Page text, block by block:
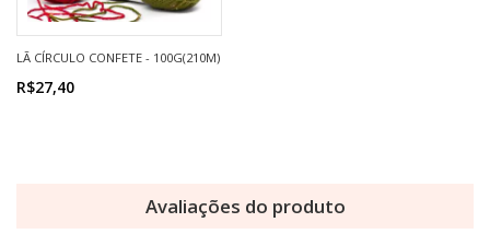
LÃ CÍRCULO CONFETE - 100G(210M)
R$27,40
Avaliações do produto